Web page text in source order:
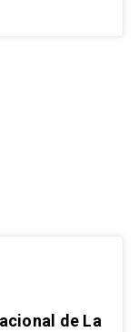
de La